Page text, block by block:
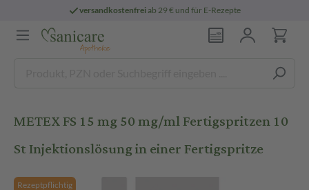
versandkostenfreiab 29 € und für E-Rezepte
METEX FS 15 mg 50 mg/ml Fertigspritzen 10
St Injektionslösung in einer Fertigspritze
Rezeptpflichtig